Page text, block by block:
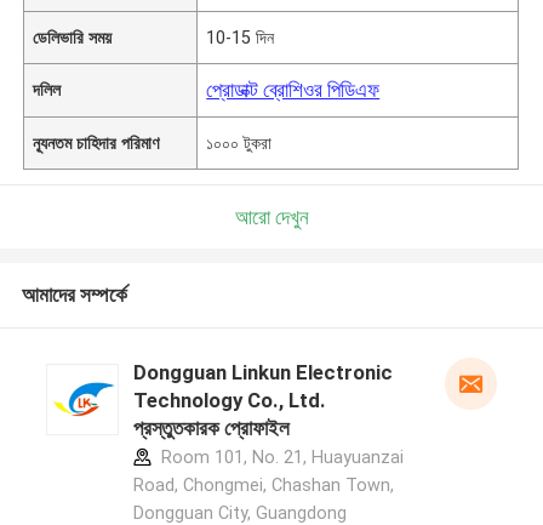
ডেলিভারি সময় 10-15 দিন
দলিল প্রোডাক্ট ব্রোশিওর পিডিএফ
ন্যূনতম চাহিদার পরিমাণ ১০০০ টুকরা
আরো দেখুন
আমাদের সম্পর্কে
Dongguan Linkun Electronic
Technology Co., Ltd.
প্রস্তুতকারক প্রোফাইল
Room 101, No. 21, Huayuanzai
Road, Chongmei, Chashan Town,
Dongguan City, Guangdong